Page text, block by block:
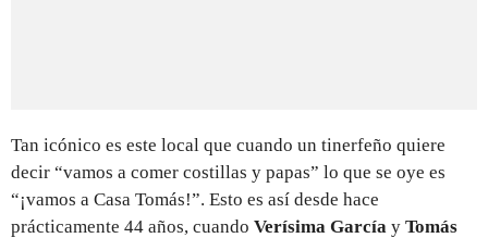
Tan icónico es este local que cuando un tinerfeño quiere
decir “vamos a comer costillas y papas” lo que se oye es
“¡vamos a Casa Tomás!”. Esto es así desde hace
prácticamente 44 años, cuando Verísima García y Tomás